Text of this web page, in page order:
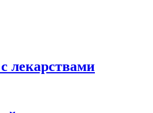
лекарствами